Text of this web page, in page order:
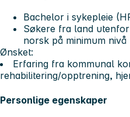
Bachelor i sykepleie
Søkere fra land
norsk på minimum
Ønsket:
Erfaring fra kommunal
rehabilitering/opptrening,
Personlige egenskaper